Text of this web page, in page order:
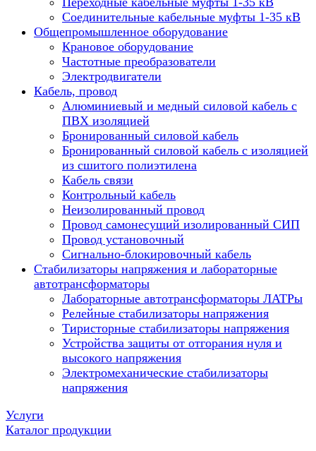
Соединительные кабельные муфты 1-35 кВ
Общепромышленное оборудование
Крановое оборудование
Частотные преобразователи
Электродвигатели
Кабель, провод
Алюминиевый и медный силовой кабель с
ПВХ изоляцией
Бронированный силовой кабель
Бронированный силовой кабель с изоляцией
из сшитого полиэтилена
Кабель связи
Контрольный кабель
Неизолированный провод
Провод самонесущий изолированный СИП
Провод установочный
Сигнально-блокировочный кабель
Стабилизаторы напряжения и лабораторные
автотрансформаторы
Лабораторные автотрансформаторы ЛАТРы
Релейные стабилизаторы напряжения
Тиристорные стабилизаторы напряжения
Устройства защиты от отгорания нуля и
высокого напряжения
Электромеханические стабилизаторы
напряжения
Услуги
Каталог продукции